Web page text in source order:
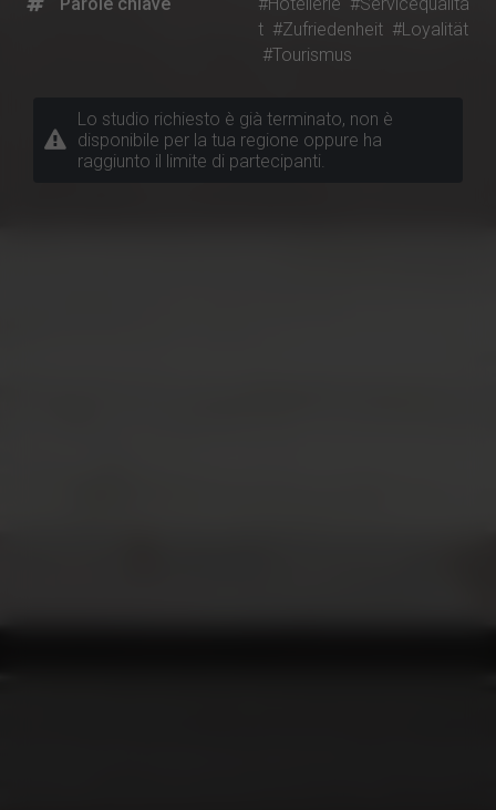
Parole chiave #Hotellerie #Servicequalitä
t #Zufriedenheit #Loyalität
#Tourismus
Lo studio richiesto è già terminato, non è
disponibile per la tua regione oppure ha
raggiunto il limite di partecipanti.